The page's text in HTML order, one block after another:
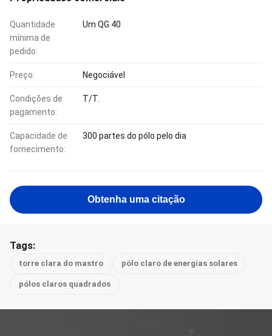
Quantidade
mínima de
pedido:
Um QG 40
Preço: Negociável
Condições de
pagamento:
T/T.
Capacidade de
fornecimento:
300 partes do pólo pelo dia
Obtenha uma citação
Tags:
torre clara do mastro pólo claro de energias solares
pólos claros quadrados